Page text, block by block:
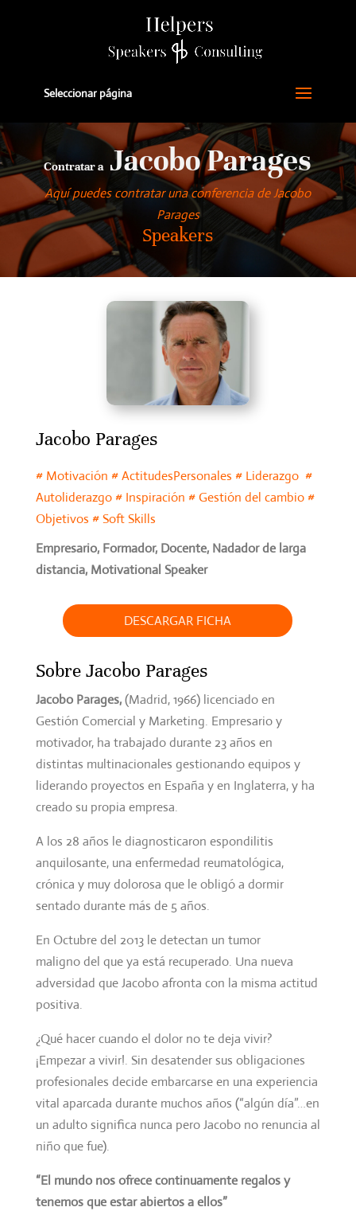
Seleccionar página
Contratar aJacobo Parages
Aquí puedes contratar una conferencia de Jacobo
Parages
Speakers
Jacobo Parages
# Motivación # ActitudesPersonales # Liderazgo #
Autoliderazgo # Inspiración​ # Gestión del cambio ​#
Objetivos​ # Soft Skills
Empresario, Formador, Docente, Nadador de larga
distancia, Motivational Speaker
DESCARGAR FICHA
Sobre Jacobo Parages
Jacobo Parages,(Madrid, 1966) licenciado en
Gestión Comercial y Marketing. Empresario y
motivador, ha trabajado durante 23 años en
distintas multinacionales gestionando equipos y
liderando proyectos en España y en Inglaterra, y ha
creado su propia empresa.
A los 28 años le diagnosticaron espondilitis
anquilosante, una enfermedad reumatológica,
crónica y muy dolorosa que le obligó a dormir
sentado durante más de 5 años.
En Octubre del 2013 le detectan un tumor
maligno del que ya está recuperado. Una nueva
adversidad que Jacobo afronta con la misma actitud
positiva.
¿Qué hacer cuando el dolor no te deja vivir?
¡Empezar a vivir!. Sin desatender sus obligaciones
profesionales decide embarcarse en una experiencia
vital aparcada durante muchos años (“algún día”…en
un adulto significa nunca pero Jacobo no renuncia al
niño que fue).
“El mundo nos ofrece continuamente regalos y
tenemos que estar abiertos a ellos”